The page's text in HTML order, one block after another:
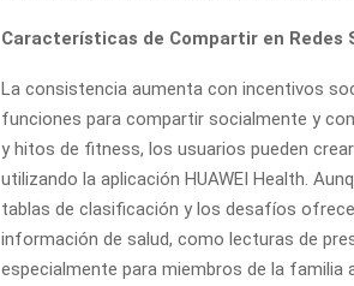
Características de Compartir en Redes
La consistencia aumenta con incentivos
funciones para compartir socialmente y
y hitos de fitness, los usuarios pueden
utilizando la aplicación HUAWEI Health.
tablas de clasificación y los desafíos
información de salud, como lecturas de
especialmente para miembros de la familia